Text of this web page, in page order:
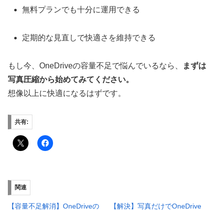
無料プランでも十分に運用できる
定期的な見直しで快適さを維持できる
もし今、OneDriveの容量不足で悩んでいるなら、
まずは
写真圧縮から始めてみてください。
想像以上に快適になるはずです。
共有:
関連
【容量不足解消】OneDriveの
【解決】写真だけでOneDrive